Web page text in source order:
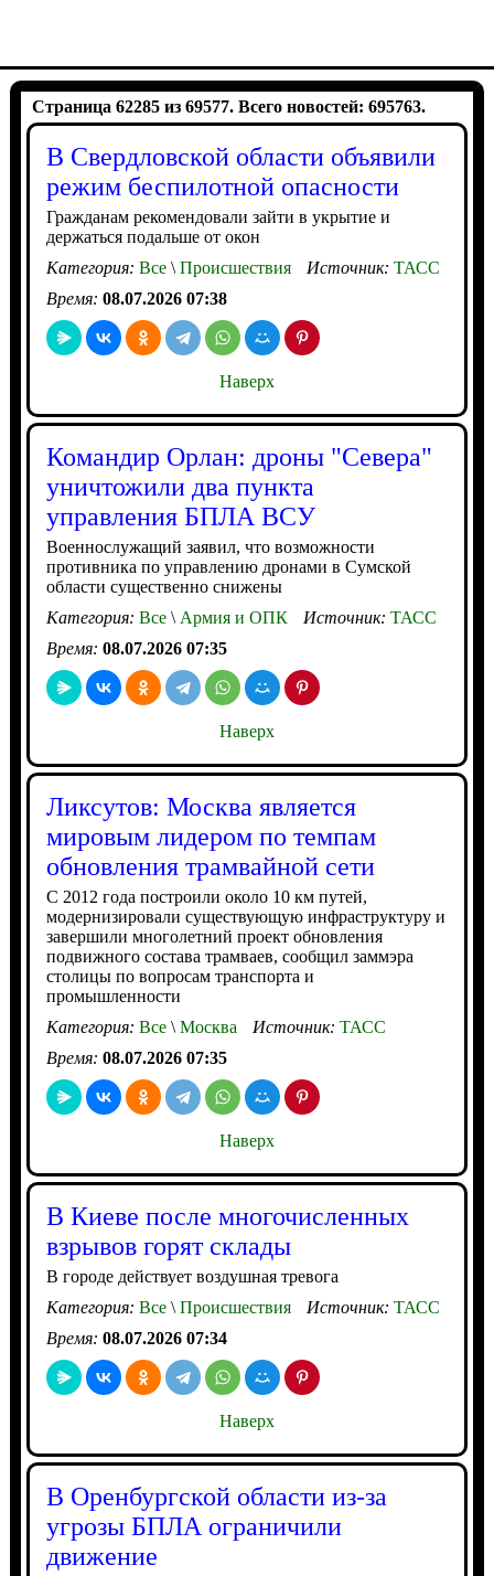
Страница 62285 из 69577. Всего новостей: 695763.
В Свердловской области объявили
режим беспилотной опасности
Гражданам рекомендовали зайти в укрытие и
держаться подальше от окон
Категория: Все\Происшествия Источник: ТАСС
Время: 08.07.2026 07:38
Наверх
Командир Орлан: дроны "Севера"
уничтожили два пункта
управления БПЛА ВСУ
Военнослужащий заявил, что возможности
противника по управлению дронами в Сумской
области существенно снижены
Категория: Все\Армия и ОПК Источник: ТАСС
Время: 08.07.2026 07:35
Наверх
Ликсутов: Москва является
мировым лидером по темпам
обновления трамвайной сети
С 2012 года построили около 10 км путей,
модернизировали существующую инфраструктуру и
завершили многолетний проект обновления
подвижного состава трамваев, сообщил заммэра
столицы по вопросам транспорта и
промышленности
Категория: Все\Москва Источник: ТАСС
Время: 08.07.2026 07:35
Наверх
В Киеве после многочисленных
взрывов горят склады
В городе действует воздушная тревога
Категория: Все\Происшествия Источник: ТАСС
Время: 08.07.2026 07:34
Наверх
В Оренбургской области из-за
угрозы БПЛА ограничили
движение